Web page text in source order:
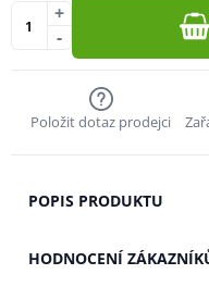
-
+
Položit dotaz prodejci
POPIS PRODUKTU
HODNOCENÍ